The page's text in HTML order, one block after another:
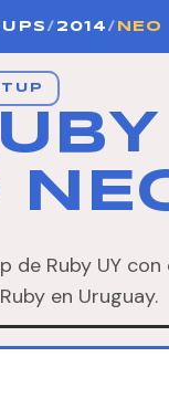
/ 2014 / NEO
de Ruby UY
en Uruguay.